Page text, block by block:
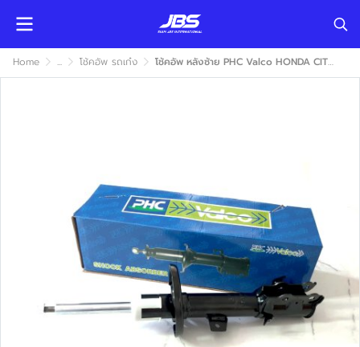
Home ... โช้คอัพ รถเก๋ง โช้คอัพ หลังซ้าย PHC Valco HONDA CITY 1996-2002 DISC ( ฮอนด้า ซิตี้ ) แก๊ส